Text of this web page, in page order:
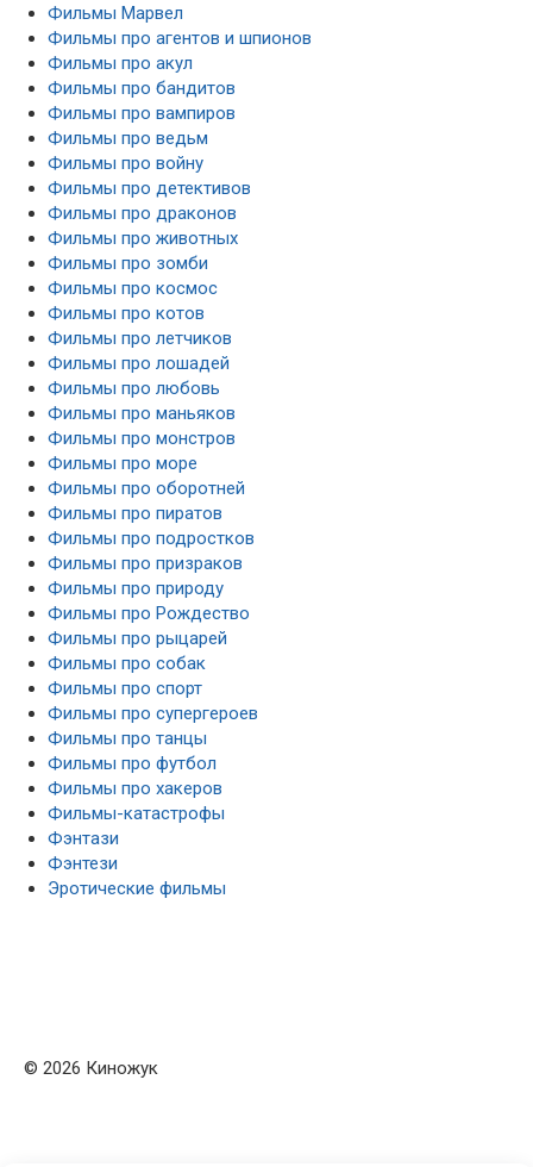
Фильмы Марвел
Фильмы про агентов и шпионов
Фильмы про акул
Фильмы про бандитов
Фильмы про вампиров
Фильмы про ведьм
Фильмы про войну
Фильмы про детективов
Фильмы про драконов
Фильмы про животных
Фильмы про зомби
Фильмы про космос
Фильмы про котов
Фильмы про летчиков
Фильмы про лошадей
Фильмы про любовь
Фильмы про маньяков
Фильмы про монстров
Фильмы про море
Фильмы про оборотней
Фильмы про пиратов
Фильмы про подростков
Фильмы про призраков
Фильмы про природу
Фильмы про Рождество
Фильмы про рыцарей
Фильмы про собак
Фильмы про спорт
Фильмы про супергероев
Фильмы про танцы
Фильмы про футбол
Фильмы про хакеров
Фильмы-катастрофы
Фэнтази
Фэнтези
Эротические фильмы
© 2026 Киножук